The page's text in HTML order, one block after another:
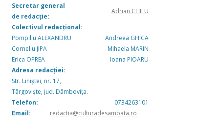
Secretar general
de redacție:
Adrian CHIFU
Colectivul redacțional:
Pompiliu ALEXANDRU
Andreea GHICA
Corneliu JIPA
Mihaela MARIN
Erica OPREA
Ioana PIOARU
Adresa redacției:
Str. Liniștei, nr. 17,
Târgoviște, jud. Dâmbovița.
Telefon:
0734263101
Email: redactia@culturadesambata.ro